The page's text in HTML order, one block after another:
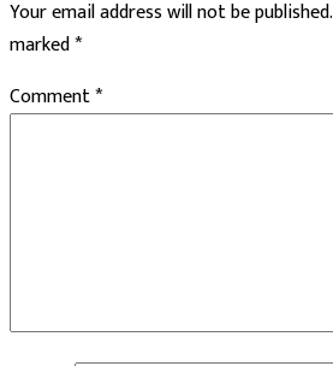
Your email address will not be published.
marked*
Comment*